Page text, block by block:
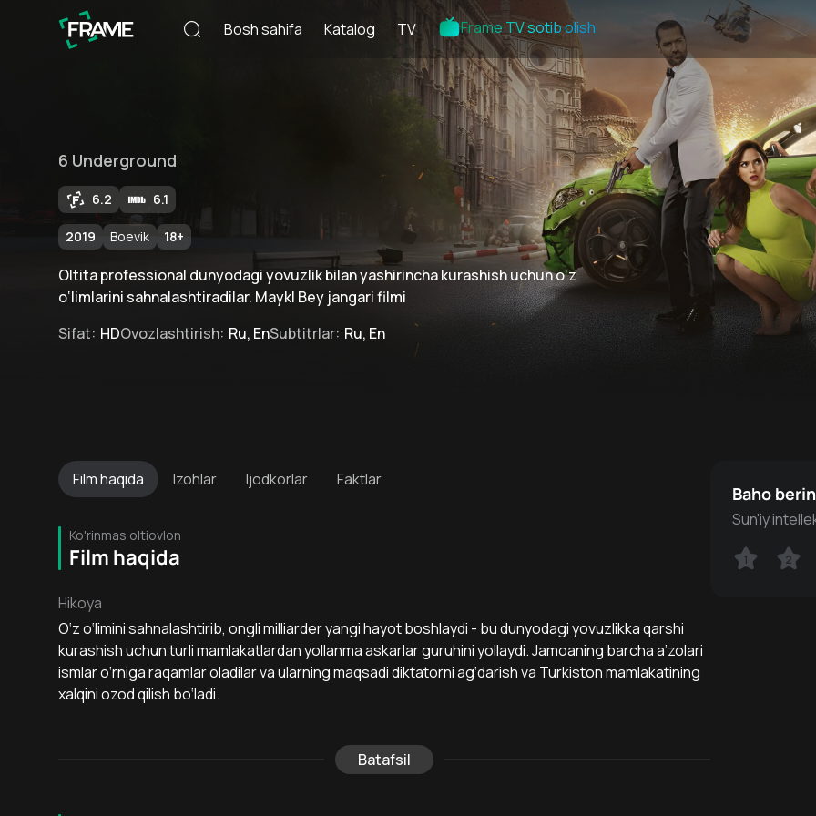
Bosh sahifa Katalog TV Frame TV sotib olish
6 Underground
6.2 6.1
2019 Boevik 18+
Oltita professional dunyodagi yovuzlik bilan yashirincha kurashish uchun o‘z
o‘limlarini sahnalashtiradilar. Maykl Bey jangari filmi
Sifat: HDOvozlashtirish: Ru, EnSubtitrlar: Ru, En
Filmhaqida Izohlar Ijodkorlar Faktlar
Ko'rinmas oltiovlon
Film haqida
Hikoya
O‘z o‘limini sahnalashtirib, ongli milliarder yangi hayot boshlaydi - bu dunyodagi yovuzlikka qarshi
kurashish uchun turli mamlakatlardan yollanma askarlar guruhini yollaydi. Jamoaning barcha a’zolari
ismlar o‘rniga raqamlar oladilar va ularning maqsadi diktatorni ag‘darish va Turkiston mamlakatining
xalqini ozod qilish bo‘ladi.
Batafsil
Baho
Sun'iy
1 2
1 2